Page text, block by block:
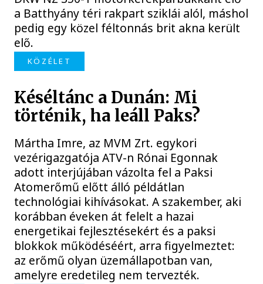
a Batthyány téri rakpart sziklái alól, máshol
pedig egy közel féltonnás brit akna került
elő.
KÖZÉLET
Késéltánc a Dunán: Mi
történik, ha leáll Paks?
Mártha Imre, az MVM Zrt. egykori
vezérigazgatója ATV-n Rónai Egonnak
adott interjújában vázolta fel a Paksi
Atomerőmű előtt álló példátlan
technológiai kihívásokat. A szakember, aki
korábban éveken át felelt a hazai
energetikai fejlesztésekért és a paksi
blokkok működéséért, arra figyelmeztet:
az erőmű olyan üzemállapotban van,
amelyre eredetileg nem tervezték.